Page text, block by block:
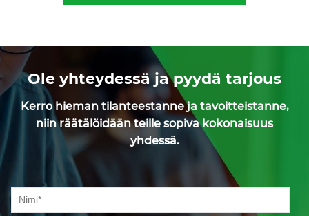
Ole yhteydessä ja pyydä tarjous
Kerro hieman tilanteestanne ja tavoitteistanne,
niin räätälöidään teille sopiva kokonaisuus
yhdessä.